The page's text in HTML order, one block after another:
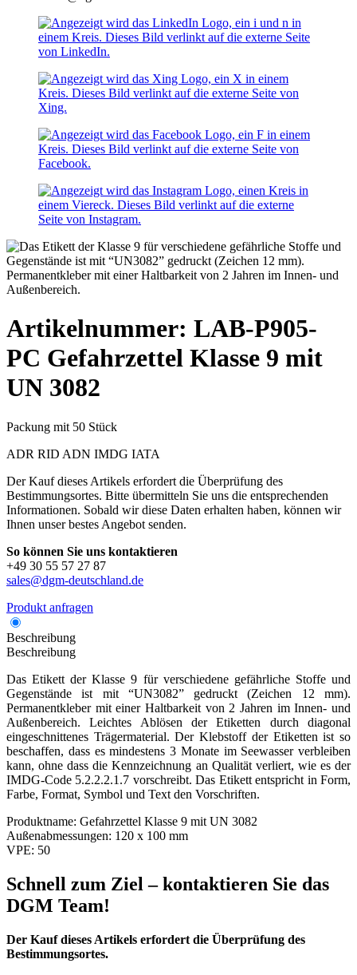
Artikelnummer: LAB-P905-
PC Gefahrzettel Klasse 9 mit
UN 3082
Packung mit 50 Stück
ADR RID ADN IMDG IATA
Der Kauf dieses Artikels erfordert die Überprüfung des
Bestimmungsortes. Bitte übermitteln Sie uns die entsprechenden
Informationen. Sobald wir diese Daten erhalten haben, können wir
Ihnen unser bestes Angebot senden.
So können Sie uns kontaktieren
+49 30 55 57 27 87
sales@dgm-deutschland.de
Produkt anfragen
Beschreibung
Beschreibung
Das Etikett der Klasse 9 für verschiedene gefährliche Stoffe und
Gegenstände ist mit “UN3082” gedruckt (Zeichen 12 mm).
Permanentkleber mit einer Haltbarkeit von 2 Jahren im Innen- und
Außenbereich. Leichtes Ablösen der Etiketten durch diagonal
eingeschnittenes Trägermaterial. Der Klebstoff der Etiketten ist so
beschaffen, dass es mindestens 3 Monate im Seewasser verbleiben
kann, ohne dass die Kennzeichnung an Qualität verliert, wie es der
IMDG-Code 5.2.2.2.1.7 vorschreibt. Das Etikett entspricht in Form,
Farbe, Format, Symbol und Text den Vorschriften.
Produktname: Gefahrzettel Klasse 9 mit UN 3082
Außenabmessungen: 120 x 100 mm
VPE: 50
Schnell zum Ziel – kontaktieren Sie das
DGM Team!
Der Kauf dieses Artikels erfordert die Überprüfung des
Bestimmungsortes.